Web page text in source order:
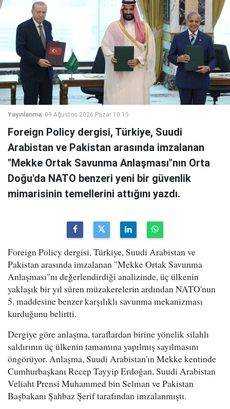
Yayınlanma: 09 Ağustos 2026 Pazar 10:15
Foreign Policy dergisi, Türkiye, Suudi
Arabistan ve Pakistan arasında imzalanan
"Mekke Ortak Savunma Anlaşması"nın Orta
Doğu'da NATO benzeri yeni bir güvenlik
mimarisinin temellerini attığını yazdı.
Foreign Policy dergisi, Türkiye, Suudi Arabistan ve
Pakistan arasında imzalanan "Mekke Ortak Savunma
Anlaşması"nı değerlendirdiği analizinde, üç ülkenin
yaklaşık bir yıl süren müzakerelerin ardından NATO'nun
5. maddesine benzer karşılıklı savunma mekanizması
kurduğunu belirtti.
Dergiye göre anlaşma, taraflardan birine yönelik silahlı
saldırının üç ülkenin tamamına yapılmış sayılmasını
öngörüyor. Anlaşma, Suudi Arabistan'ın Mekke kentinde
Cumhurbaşkanı Recep Tayyip Erdoğan, Suudi Arabistan
Veliaht Prensi Muhammed bin Selman ve Pakistan
Başbakanı Şahbaz Şerif tarafından imzalanmıştı.